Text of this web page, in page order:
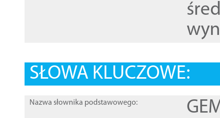
SŁOWA KLUCZOWE:
Nazwa słownika podstawowego: